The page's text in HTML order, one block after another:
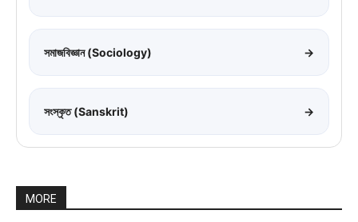
সমাজবিজ্ঞান (Sociology) →
সংস্কৃত (Sanskrit) →
MORE